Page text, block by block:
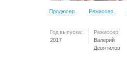
Продюсер Режиссер
Год выпуска:
2017
Режиссер:
Валерий
Девятилов